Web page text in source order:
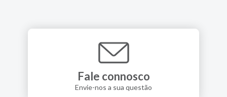
Fale connosco
Envie-nos a sua questão